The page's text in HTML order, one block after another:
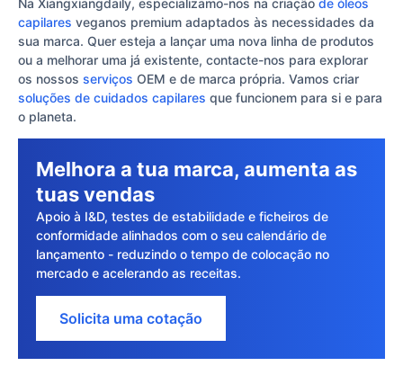
capilares veganos premium adaptados às necessidades da
sua marca. Quer esteja a lançar uma nova linha de produtos
ou a melhorar uma já existente, contacte-nos para explorar
os nossos serviços OEM e de marca própria. Vamos criar
soluções de cuidados capilares que funcionem para si e para
o planeta.
Melhora a tua marca, aumenta as
tuas vendas
Apoio à I&D, testes de estabilidade e ficheiros de
conformidade alinhados com o seu calendário de
lançamento - reduzindo o tempo de colocação no
mercado e acelerando as receitas.
Solicita uma cotação